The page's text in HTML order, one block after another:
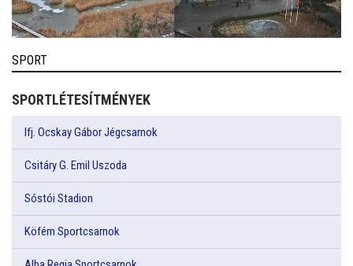
SPORT
SPORTLÉTESÍTMÉNYEK
Ifj. Ocskay Gábor Jégcsarnok
Csitáry G. Emil Uszoda
Sóstói Stadion
Köfém Sportcsarnok